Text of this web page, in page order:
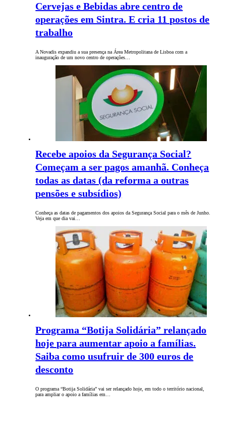
Cervejas e Bebidas abre centro de
operações em Sintra. E cria 11 postos de
trabalho
A Novadis expandiu a sua presença na Área Metropolitana de Lisboa com a
inauguração de um novo centro de operações…
Recebe apoios da Segurança Social?
Começam a ser pagos amanhã. Conheça
todas as datas (da reforma a outras
pensões e subsídios)
Conheça as datas de pagamentos dos apoios da Segurança Social para o mês de Junho.
Veja em que dia vai…
Programa “Botija Solidária” relançado
hoje para aumentar apoio a famílias.
Saiba como usufruir de 300 euros de
desconto
O programa “Botija Solidária” vai ser relançado hoje, em todo o território nacional,
para ampliar o apoio a famílias em…